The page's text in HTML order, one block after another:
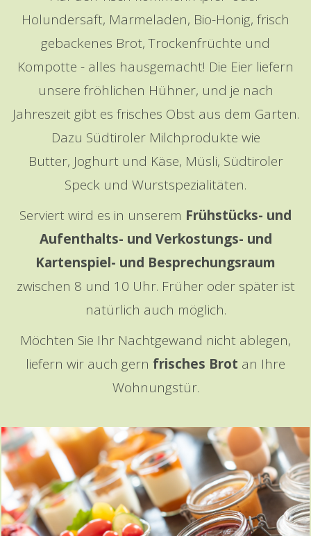
Holundersaft, Marmeladen, Bio-Honig, frisch
gebackenes Brot, Trockenfrüchte und
Kompotte - alles hausgemacht! Die Eier liefern
unsere fröhlichen Hühner, und je nach
Jahreszeit gibt es frisches Obst aus dem Garten.
Dazu Südtiroler Milchprodukte wie
Butter, Joghurt und Käse, Müsli, Südtiroler
Speck und Wurstspezialitäten.
Serviert wird es in unserem Frühstücks- und
Aufenthalts- und Verkostungs- und
Kartenspiel- und Besprechungsraum
zwischen 8 und 10 Uhr. Früher oder später ist
natürlich auch möglich.
Möchten Sie Ihr Nachtgewand nicht ablegen,
liefern wir auch gern frisches Brot an Ihre
Wohnungstür.